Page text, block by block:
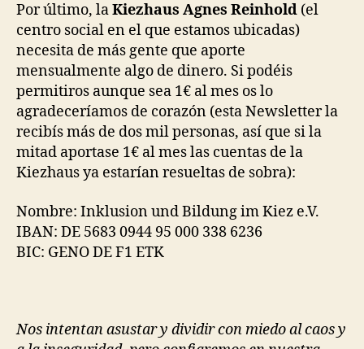
Por último, laKiezhaus Agnes Reinhold (el
centro social en el que estamos ubicadas)
necesita de más gente que aporte
mensualmente algo de dinero. Si podéis
permitiros aunque sea 1€ al mes os lo
agradeceríamos de corazón (esta Newsletter la
recibís más de dos mil personas, así que si la
mitad aportase 1€ al mes las cuentas de la
Kiezhaus ya estarían resueltas de sobra):
Nombre: Inklusion und Bildung im Kiez e.V.
IBAN: DE 5683 0944 95 000 338 6236
BIC: GENO DE F1 ETK
Nos intentan asustar y dividir con miedo al caos y